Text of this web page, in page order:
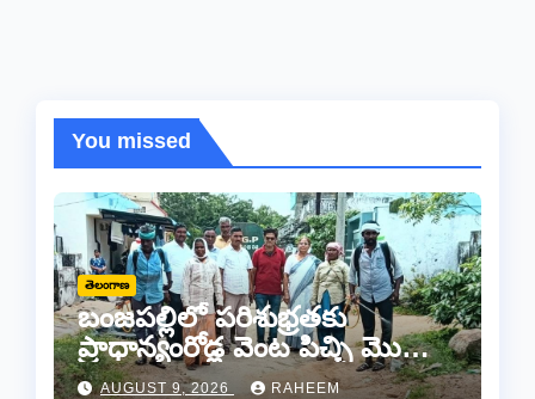
You missed
తెలంగాణ
బంజపల్లిలో పరిశుభ్రతకు
ప్రాధాన్యంరోడ్ల వెంట పిచ్చి మొక్కల
తొలగింపు..
AUGUST 9, 2026 RAHEEM